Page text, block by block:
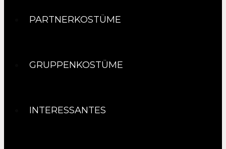
PARTNERKOSTÜME
GRUPPENKOSTÜME
INTERESSANTES